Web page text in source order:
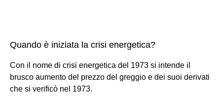
Quando è iniziata la crisi energetica?
Con il nome di crisi energetica del 1973 si intende il
brusco aumento del prezzo del greggio e dei suoi derivati
che si verificò nel 1973.